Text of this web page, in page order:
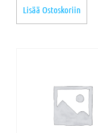
Lisää Ostoskoriin